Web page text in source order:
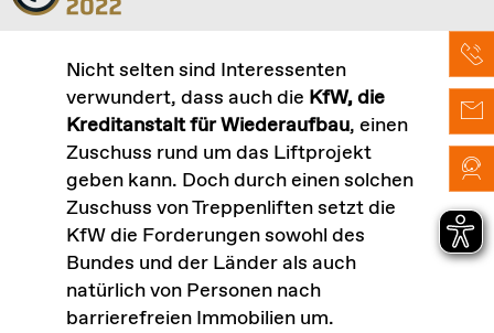
Preise
Service
Treppenliftberatung
Über Uns & Kontakt
Suche
nach:
Nicht selten sind Interessenten
verwundert, dass auch die KfW, die
Kreditanstalt für Wiederaufbau, einen
Zuschuss rund um das Liftprojekt
geben kann. Doch durch einen solchen
Zuschuss von Treppenliften setzt die
KfW die Forderungen sowohl des
Bundes und der Länder als auch
natürlich von Personen nach
barrierefreien Immobilien um.